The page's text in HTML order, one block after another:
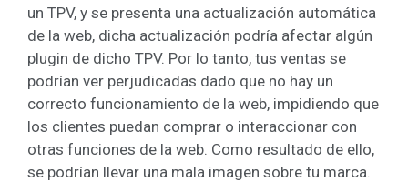
un TPV, y se presenta una actualización automática
de la web, dicha actualización podría afectar algún
plugin de dicho TPV. Por lo tanto, tus ventas se
podrían ver perjudicadas dado que no hay un
correcto funcionamiento de la web, impidiendo que
los clientes puedan comprar o interaccionar con
otras funciones de la web. Como resultado de ello,
se podrían llevar una mala imagen sobre tu marca.